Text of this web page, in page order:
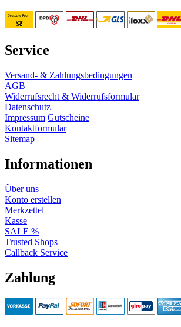
Service
Versand- & Zahlungsbedingungen
AGB
Widerrufsrecht & Widerrufsformular
Datenschutz
Impressum Gutscheine
Kontaktformular
Sitemap
Informationen
Über uns
Konto erstellen
Merkzettel
Kasse
SALE %
Trusted Shops
Callback Service
Zahlung